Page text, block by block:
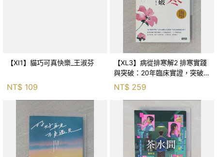
【XI1】貓巧可真快樂_王淑芬
NT$ 109
【XL3】病從排寒解2 排寒實踐
與突破：20年臨床實證，突破排
寒盲點，防治疫毒流感的中醫養
命方略！_李璧如
NT$ 259